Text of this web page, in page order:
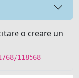
o creare un
118568